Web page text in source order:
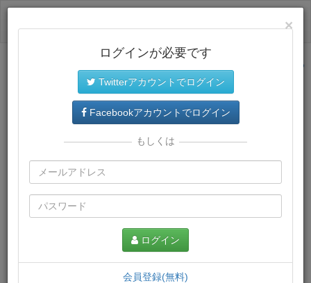
サイトトップに戻る
プレミアム会員では、教材がダウンロードでき、快適な動画
再生環境が提供されます。
×
ログインが必要です
Twitterアカウントでログイン
Facebookアカウントでログイン
もしくは
ログイン
会員登録(無料)